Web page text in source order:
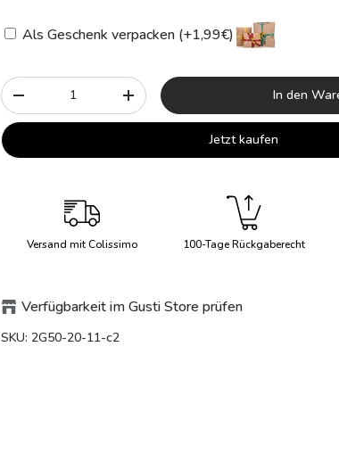
Als Geschenk verpacken (+1,99€)
Anzahl
-
+ In den
Jetzt kaufen
Versand mit Colissimo 100-Tage Rückgaberecht
Verfügbarkeit im Gusti Store prüfen
SKU: 2G50-20-11-c2